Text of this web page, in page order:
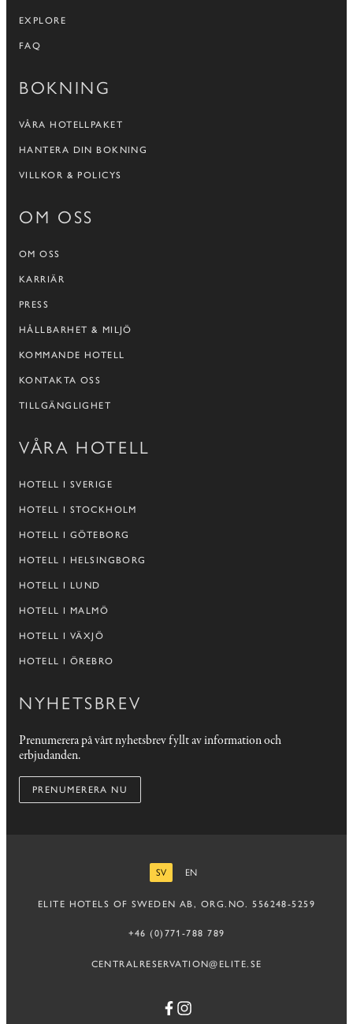
EXPLORE
FAQ
BOKNING
VÅRA HOTELLPAKET
HANTERA DIN BOKNING
VILLKOR & POLICYS
OM OSS
OM OSS
KARRIÄR
PRESS
HÅLLBARHET & MILJÖ
KOMMANDE HOTELL
KONTAKTA OSS
TILLGÄNGLIGHET
VÅRA HOTELL
HOTELL I SVERIGE
HOTELL I STOCKHOLM
HOTELL I GÖTEBORG
HOTELL I HELSINGBORG
HOTELL I LUND
HOTELL I MALMÖ
HOTELL I VÄXJÖ
HOTELL I ÖREBRO
NYHETSBREV
Prenumerera på vårt nyhetsbrev fyllt av information och
erbjudanden.
PRENUMERERA NU
SV
EN
ELITE HOTELS OF SWEDEN AB, ORG.NO. 556248-5259
+46 (0)771-788 789
CENTRALRESERVATION@ELITE.SE